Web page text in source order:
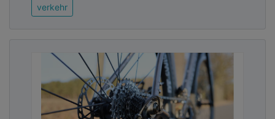
verkehr